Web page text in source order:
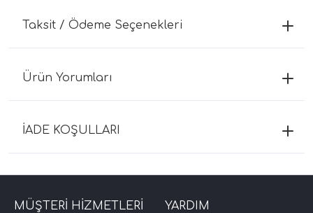
Taksit / Ödeme Seçenekleri
Ürün Yorumları
İADE KOŞULLARI
MÜŞTERİ HİZMETLERİ YARDIM